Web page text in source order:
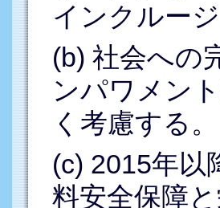
インクルー
(b) 社会への
ンパワメン
く考慮する。
(c) 2015年以
料安全保障